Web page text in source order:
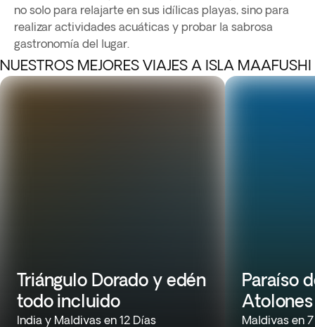
no solo para relajarte en sus idílicas playas, sino para
realizar actividades acuáticas y probar la sabrosa
gastronomía del lugar.
NUESTROS MEJORES VIAJES A ISLA MAAFUSHI
Triángulo Dorado y edén
todo incluido
India y Maldivas en 12 Días
Paraíso
Maldivas en